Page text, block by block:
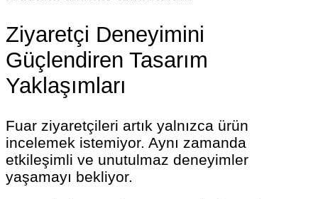
Ziyaretçi Deneyimini
Güçlendiren Tasarım
Yaklaşımları
Fuar ziyaretçileri artık yalnızca ürün
incelemek istemiyor. Aynı zamanda
etkileşimli ve unutulmaz deneyimler
yaşamayı bekliyor.